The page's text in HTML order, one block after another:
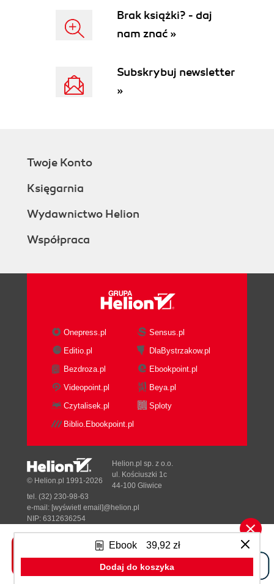
Ebook 39,92 zł
Dodaj do koszyka
Brak książki? - daj
nam znać »
Subskrybuj newsletter
»
Twoje Konto
Księgarnia
Wydawnictwo Helion
Współpraca
Onepress.pl
Sensus.pl
Editio.pl
DlaBystrzakow.pl
Bezdroza.pl
Ebookpoint.pl
Videopoint.pl
Beya.pl
Czytalisek.pl
Sploty
Biblio.Ebookpoint.pl
Tonik.pl
© Helion.pl 1991-2026
Helion.pl sp. z o.o.
ul. Kościuszki 1c
44-100 Gliwice
tel. (32) 230-98-63
e-mail: [wyświetl email]@helion.pl
NIP: 6312636254